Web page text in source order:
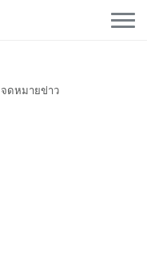
จดหมายข่าว